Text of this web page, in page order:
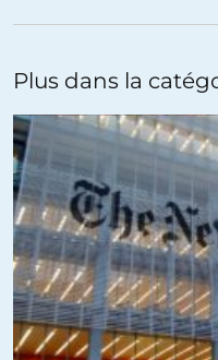
marcvador//
Il y a même une presse qui
CFDT défend les gens qui
qualifié de gauche radical, ça
+51 ALERTER
Vincent//
Plus dans la